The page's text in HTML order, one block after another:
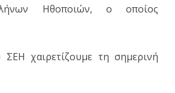
Ηθοποιών, ο οποίος
χαιρετίζουμε τη σημερινή